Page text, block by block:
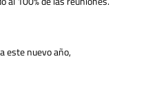
este nuevo año,